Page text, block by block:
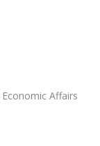
Economic Affairs